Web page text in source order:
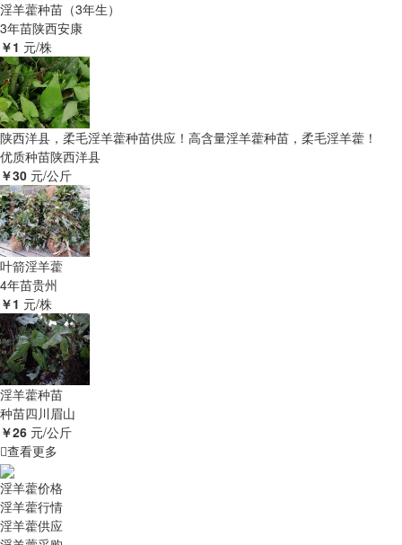
淫羊藿种苗（3年生）
3年苗陕西安康
￥1 元/株
陕西洋县，柔毛淫羊藿种苗供应！高含量淫羊藿种苗，柔毛淫羊藿！
优质种苗陕西洋县
￥30 元/公斤
叶箭淫羊藿
4年苗贵州
￥1 元/株
淫羊藿种苗
种苗四川眉山
￥26 元/公斤
查看更多
淫羊藿价格
淫羊藿行情
淫羊藿供应